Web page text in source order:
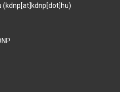
(kdnp[at]kdnp[dot]hu)